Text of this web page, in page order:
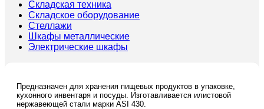
Складская техника
Складское оборудование
Стеллажи
Шкафы металлические
Электрические шкафы
Предназначен для хранения пищевых продуктов в упаковке,
кухонного инвентаря и посуды. Изготавливается илистовой
нержавеющей стали марки ASI 430.